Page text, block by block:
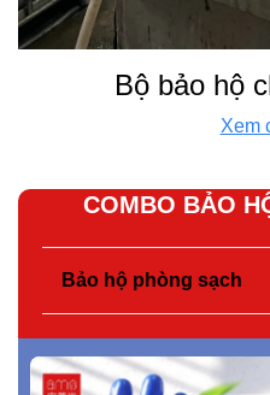
Bộ bảo hộ
Xem
COMBO BẢO
Bảo hộ phòng sạch